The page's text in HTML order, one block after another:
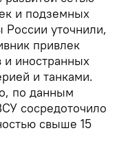
и подземных
уточнили,
привлек
и иностранных
и танками.
по данным
сосредоточило
свыше 15